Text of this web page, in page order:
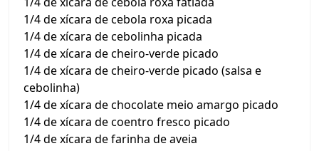
1/4 de xícara de cebola roxa picada
1/4 de xícara de cebolinha picada
1/4 de xícara de cheiro-verde picado
1/4 de xícara de cheiro-verde picado (salsa e
cebolinha)
1/4 de xícara de chocolate meio amargo picado
1/4 de xícara de coentro fresco picado
1/4 de xícara de farinha de aveia